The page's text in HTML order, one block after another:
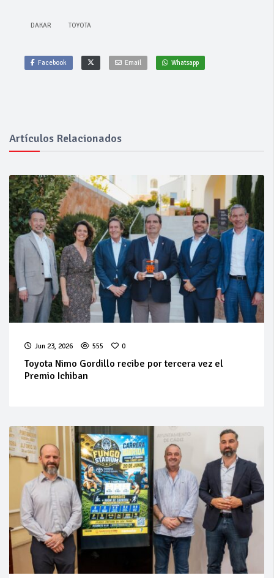
DAKAR TOYOTA
Facebook Email Whatsapp
Artículos Relacionados
Jun 23, 2026 555 0
Toyota Nimo Gordillo recibe por tercera vez el
Premio Ichiban